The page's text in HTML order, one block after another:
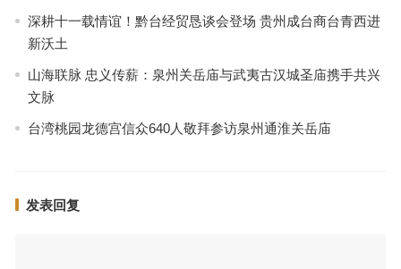
深耕十一载情谊！黔台经贸恳谈会登场 贵州成台商台青西进
新沃土
山海联脉 忠义传薪：泉州关岳庙与武夷古汉城圣庙携手共兴
文脉
台湾桃园龙德宫信众640人敬拜参访泉州通淮关岳庙
发表回复